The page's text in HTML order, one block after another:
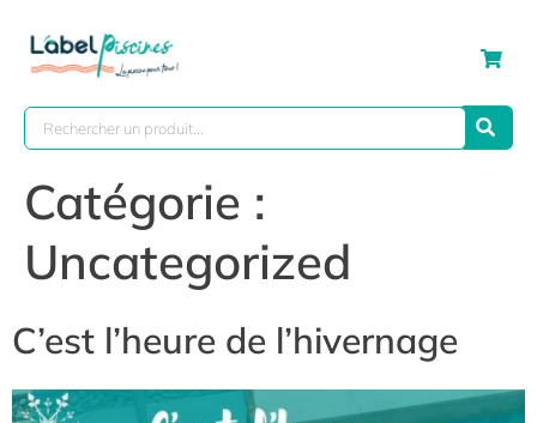
Catégorie :
Uncategorized
C’est l’heure de l’hivernage